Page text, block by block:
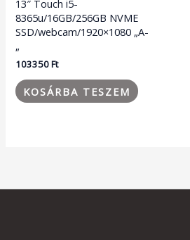
13″ Touch i5-
8365u/16GB/256GB NVME
SSD/webcam/1920×1080 „A-
„
103350Ft
KOSÁRBA TESZEM